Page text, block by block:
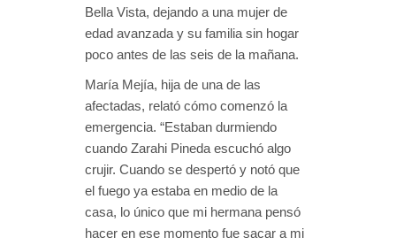
Bella Vista, dejando a una mujer de
edad avanzada y su familia sin hogar
poco antes de las seis de la mañana.
María Mejía, hija de una de las
afectadas, relató cómo comenzó la
emergencia. “Estaban durmiendo
cuando Zarahi Pineda escuchó algo
crujir. Cuando se despertó y notó que
el fuego ya estaba en medio de la
casa, lo único que mi hermana pensó
hacer en ese momento fue sacar a mi